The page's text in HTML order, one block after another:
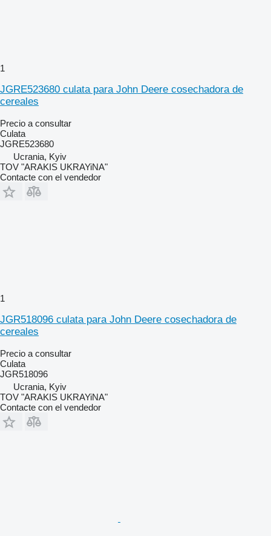
1
JGRE523680 culata para John Deere cosechadora de
cereales
Precio a consultar
Culata
JGRE523680
Ucrania, Kyiv
TOV "ARAKIS UKRAYiNA"
Contacte con el vendedor
1
JGR518096 culata para John Deere cosechadora de
cereales
Precio a consultar
Culata
JGR518096
Ucrania, Kyiv
TOV "ARAKIS UKRAYiNA"
Contacte con el vendedor